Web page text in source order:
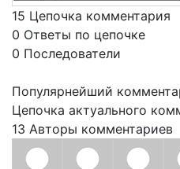
15 Цепочка комментария
0 Ответы по цепочке
0 Последователи
Популярнейший
Цепочка актуального
13 Авторы комментариев